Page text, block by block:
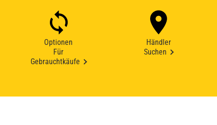
Optionen
Für
Gebrauchtkäufe
Händler
Suchen